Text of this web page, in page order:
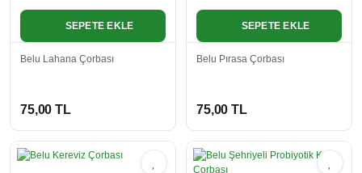
SEPETE EKLE
Belu Lahana Çorbası
75,00 TL
SEPETE EKLE
Belu Pırasa Çorbası
75,00 TL